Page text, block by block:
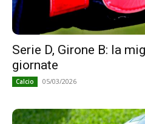
Serie D, Girone B: la
giornate
Calcio 05/03/2026